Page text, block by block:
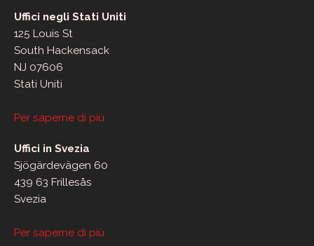
Uffici negli Stati Uniti
125 Louis St
South Hackensack
NJ 07606
Stati Uniti
Per saperne di più
Uffici in Svezia
Sjögärdevägen 60
439 63 Frillesås
Svezia
Per saperne di più